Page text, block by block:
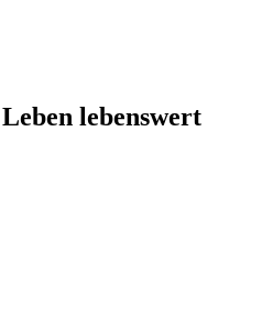
lebenswert